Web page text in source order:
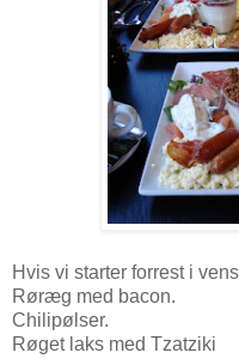
Hvis vi starter forrest i
Røræg med bacon.
Chilipølser.
Røget laks med Tzatziki